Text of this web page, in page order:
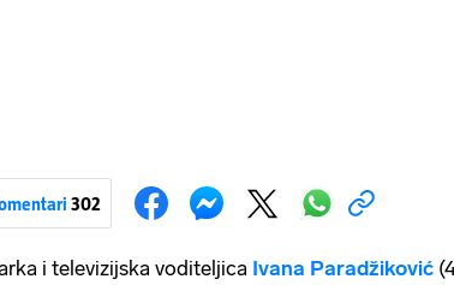
302
i televizijska voditeljica Ivana Paradžiković